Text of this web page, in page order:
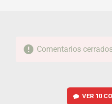
Comentarios
VER 10